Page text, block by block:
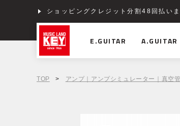
ショッピングクレジット分割48回払い
E.GUITAR A.GUITAR
TOP > アンプ｜アンプシミュレーター｜真空管